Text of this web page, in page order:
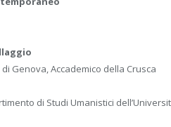
Genova, Accademico della Crusca
di Studi Umanistici